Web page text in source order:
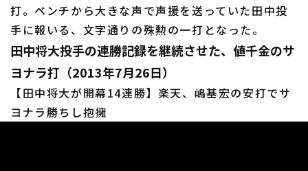
打。ベンチから大きな声で声援を送っていた田中投
手に報いる、文字通りの殊勲の一打となった。
田中将大投手の連勝記録を継続させた、値千金のサ
ヨナラ打（2013年7月26日）
【田中将大が開幕14連勝】楽天、嶋基宏の安打でサ
ヨナラ勝ちし抱擁